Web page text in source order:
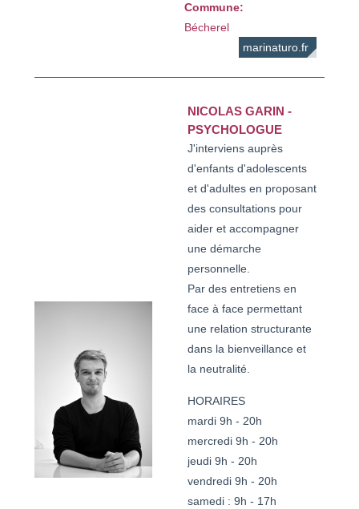
Commune:
Bécherel
marinaturo.fr
NICOLAS GARIN -
PSYCHOLOGUE
J'interviens auprès
d'enfants d'adolescents
et d'adultes en proposant
des consultations pour
aider et accompagner
une démarche
personnelle.
Par des entretiens en
face à face permettant
une relation structurante
dans la bienveillance et
la neutralité.
HORAIRES
mardi 9h - 20h
mercredi 9h - 20h
jeudi 9h - 20h
vendredi 9h - 20h
samedi : 9h - 17h